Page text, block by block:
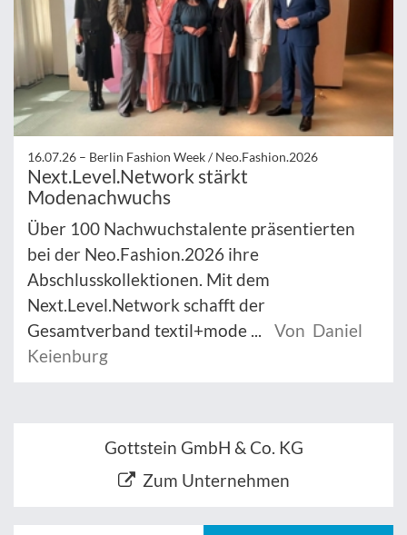
16.07.26 – Berlin Fashion Week / Neo.Fashion.2026
Next.Level.Network stärkt
Modenachwuchs
Über 100 Nachwuchstalente präsentierten
bei der Neo.Fashion.2026 ihre
Abschlusskollektionen. Mit dem
Next.Level.Network schafft der
Gesamtverband textil+mode ...
Von Daniel
Keienburg
Gottstein GmbH & Co. KG
Zum Unternehmen